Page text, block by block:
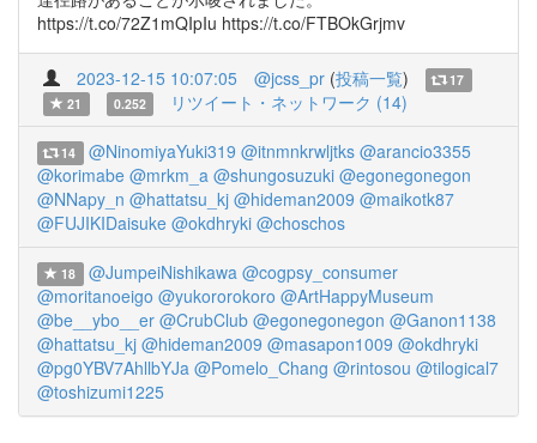
https://t.co/72Z1mQIpIu https://t.co/FTBOkGrjmv
2023-12-15 10:07:05 @jcss_pr (投稿一覧)
17
21
0.252 リツイート・ネットワーク (14)
14 @NinomiyaYuki319 @itnmnkrwljtks @arancio3355
@korimabe @mrkm_a @shungosuzuki @egonegonegon
@NNapy_n @hattatsu_kj @hideman2009 @maikotk87
@FUJIKIDaisuke @okdhryki @choschos
18 @JumpeiNishikawa @cogpsy_consumer
@moritanoeigo @yukororokoro @ArtHappyMuseum
@be__ybo__er @CrubClub @egonegonegon @Ganon1138
@hattatsu_kj @hideman2009 @masapon1009 @okdhryki
@pg0YBV7AhllbYJa @Pomelo_Chang @rintosou @tilogical7
@toshizumi1225